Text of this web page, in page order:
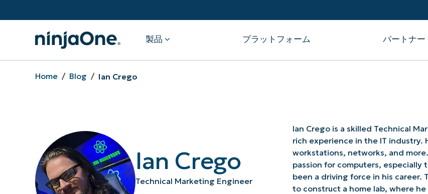
製品
自律型パッチ管理
（MDM）
Halo PSA
SentinelOne
連携をすべて見る
プラットフォーム パートナー
Home/ Blog / Ian Crego
Ian Crego
Technical Marketing Engineer
Ian Crego is a skilled Technical
rich experience in the IT industry.
workstations, networks, and
passion for computers,
been a driving force in his
to construct a home lab, where